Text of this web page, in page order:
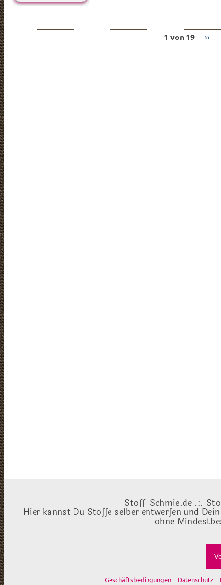
1 von 19 ››
Stoff-Schmie.de .:.
Hier kannst Du Stoffe selber entwerfen und
ohne
Geschäftsbedingungen Datenschutz